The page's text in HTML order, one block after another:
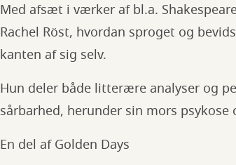
Med afsæt i værker af bl.a.
Rachel Röst, hvordan sproget og
kanten af sig selv.
Hun deler både litterære analyser og
sårbarhed, herunder sin mors
En del af Golden Days